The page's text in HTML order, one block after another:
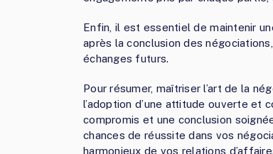
Enfin, il est essentiel de maintenir
après la conclusion des
échanges futurs.
Pour résumer, maîtriser l’art de la
l’adoption d’une attitude ouverte et
compromis et une conclusion
chances de réussite dans vos
harmonieux de vos relations